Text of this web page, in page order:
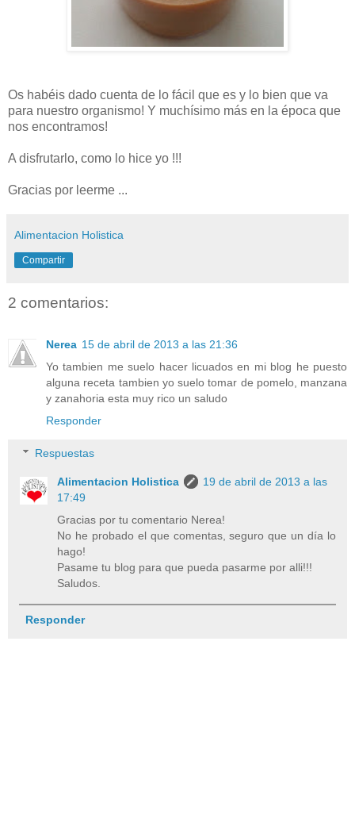
Os habéis dado cuenta de lo fácil que es y lo bien que va
para nuestro organismo! Y muchísimo más en la época que
nos encontramos!
A disfrutarlo, como lo hice yo !!!
Gracias por leerme ...
Alimentacion Holistica
Compartir
2 comentarios:
Nerea 15 de abril de 2013 a las 21:36
Yo tambien me suelo hacer licuados en mi blog he puesto
alguna receta tambien yo suelo tomar de pomelo, manzana
y zanahoria esta muy rico un saludo
Responder
Respuestas
Alimentacion Holistica
19 de abril de 2013 a las
17:49
Gracias por tu comentario Nerea!
No he probado el que comentas, seguro que un día lo
hago!
Pasame tu blog para que pueda pasarme por alli!!!
Saludos.
Responder